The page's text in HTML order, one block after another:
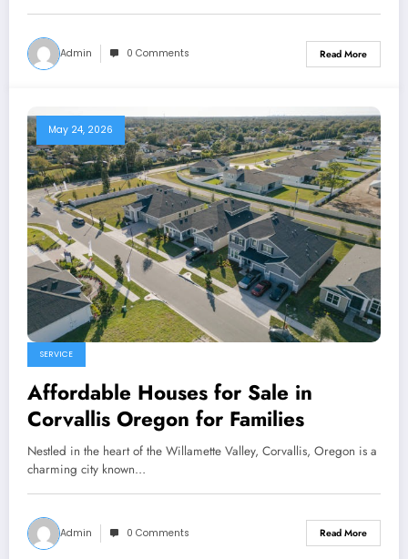
Admin 0 Comments Read More
May 24, 2026
SERVICE
Affordable Houses for Sale in
Corvallis Oregon for Families
Nestled in the heart of the Willamette Valley, Corvallis, Oregon is a
charming city known…
Admin 0 Comments Read More